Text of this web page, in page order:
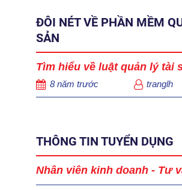
ĐÔI NÉT VỀ PHẦN MỀM
SẢN
Tìm hiểu về luật quản lý tài
8 năm trước tranglh
THÔNG TIN TUYỂN DỤNG
Nhân viên kinh doanh - Tư